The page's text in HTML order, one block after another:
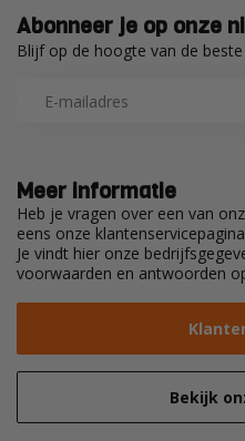
Meer informatie
Heb je vragen over een van
eens onze
Je vindt hier onze
voorwaarden en antwoorden
Bekijk
Abonneer je op onze
Blijf op de hoogte van de beste